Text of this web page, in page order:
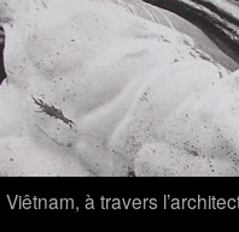
Viêtnam, à travers